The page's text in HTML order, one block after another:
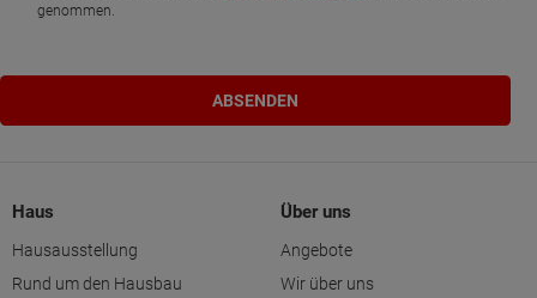
genommen.
Haus
Hausausstellung
Rund um den Hausbau
Über uns
Angebote
Wir über uns